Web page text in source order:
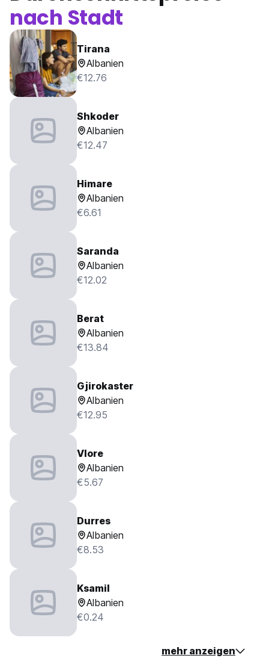
nach Stadt
Tirana
Albanien
€12.76
Shkoder
Albanien
€12.47
Himare
Albanien
€6.61
Saranda
Albanien
€12.02
Berat
Albanien
€13.84
Gjirokaster
Albanien
€12.95
Vlore
Albanien
€5.67
Durres
Albanien
€8.53
Ksamil
Albanien
€0.24
mehr anzeigen